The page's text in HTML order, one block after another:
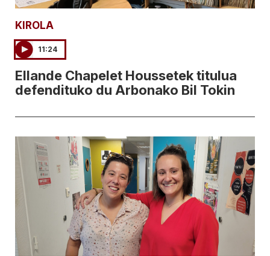
KIROLA
11:24
Ellande Chapelet Houssetek titulua
defendituko du Arbonako Bil Tokin